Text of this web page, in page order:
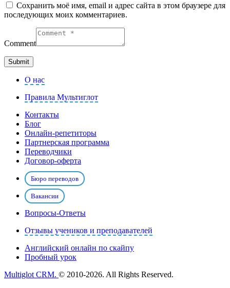
Сохранить моё имя, email и адрес сайта в этом браузере для
последующих моих комментариев.
Comment
О нас
Правила Мультиглот
Контакты
Блог
Онлайн-репетиторы
Партнерская программа
Переводчики
Договор-оферта
Бюро переводов
Вакансии
Вопросы-Ответы
Отзывы учеников и преподавателей
Английский онлайн по скайпу
Пробный урок
Multiglot CRM. © 2010-2026. All Rights Reserved.